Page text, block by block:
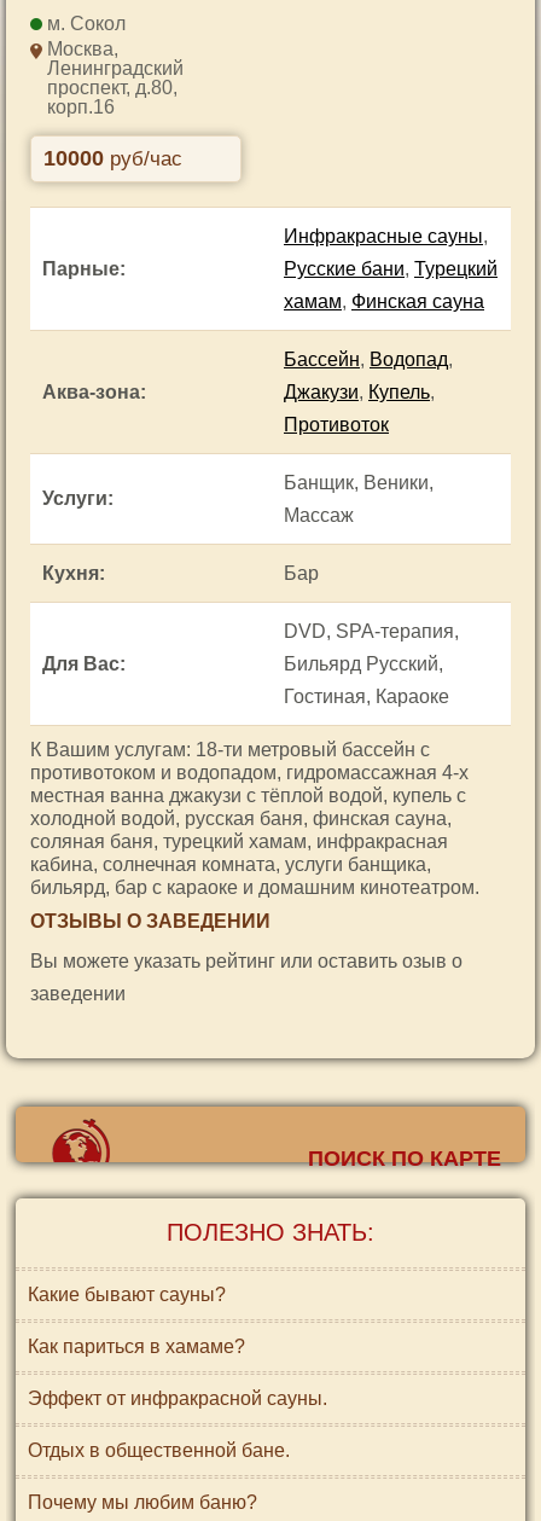
Сокол
Москва,
Ленинградский
проспект, д.80,
корп.16
10000 руб/час
Парные:
Инфракрасные сауны,
Русские бани, Турецкий
хамам, Финская сауна
Аква-зона:
Бассейн, Водопад,
Джакузи, Купель,
Противоток
Услуги:
Банщик, Веники,
Массаж
Кухня: Бар
Для Вас:
DVD, SPA-терапия,
Бильярд Русский,
Гостиная, Караоке
К Вашим услугам: 18-ти метровый бассейн с
противотоком и водопадом, гидромассажная 4-х
местная ванна джакузи с тёплой водой, купель с
холодной водой, русская баня, финская сауна,
соляная баня, турецкий хамам, инфракрасная
кабина, солнечная комната, услуги банщика,
бильярд, бар с караоке и домашним кинотеатром.
ОТЗЫВЫ О ЗАВЕДЕНИИ
Вы можете указать рейтинг или оставить озыв о
заведении
ПОИСК ПО КАРТЕ
ПОЛЕЗНО ЗНАТЬ:
Какие бывают сауны?
Как париться в хамаме?
Эффект от инфракрасной сауны.
Отдых в общественной бане.
Почему мы любим баню?